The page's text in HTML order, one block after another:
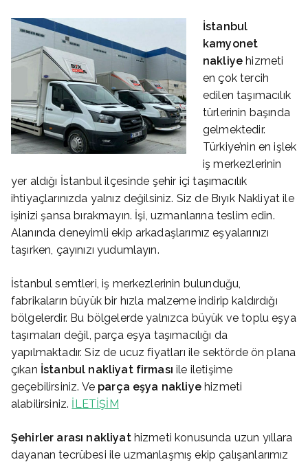
İstanbul
kamyonet
nakliye hizmeti
en çok tercih
edilen taşımacılık
türlerinin başında
gelmektedir.
Türkiye’nin en işlek
iş merkezlerinin
yer aldığı İstanbul ilçesinde şehir içi taşımacılık
ihtiyaçlarınızda yalnız değilsiniz. Siz de Bıyık Nakliyat ile
işinizi şansa bırakmayın. İşi, uzmanlarına teslim edin.
Alanında deneyimli ekip arkadaşlarımız eşyalarınızı
taşırken, çayınızı yudumlayın.
İstanbul semtleri, iş merkezlerinin bulunduğu,
fabrikaların büyük bir hızla malzeme indirip kaldırdığı
bölgelerdir. Bu bölgelerde yalnızca büyük ve toplu eşya
taşımaları değil, parça eşya taşımacılığı da
yapılmaktadır. Siz de ucuz fiyatları ile sektörde ön plana
çıkan İstanbul nakliyat firması ile iletişime
geçebilirsiniz. Ve parça eşya nakliyehizmeti
alabilirsiniz. İLETİŞİM
Şehirler arası nakliyat hizmeti konusunda uzun yıllara
dayanan tecrübesi ile uzmanlaşmış ekip çalışanlarımız